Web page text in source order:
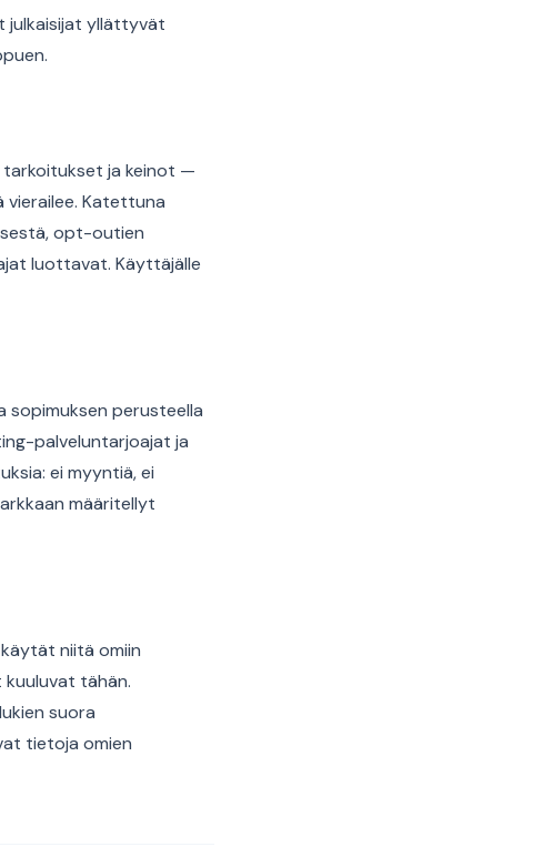
julkaisijat yllättyvät
ja keinot —
vierailee. Katettuna
opt-outien
luottavat. Käyttäjälle
perusteella
palveluntarjoajat ja
ei myyntiä, ei
määritellyt
niitä omiin
tähän.
suora
tietoja omien